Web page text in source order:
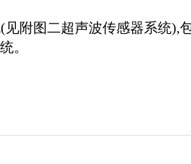
见附图二超声波传感器系统),
。